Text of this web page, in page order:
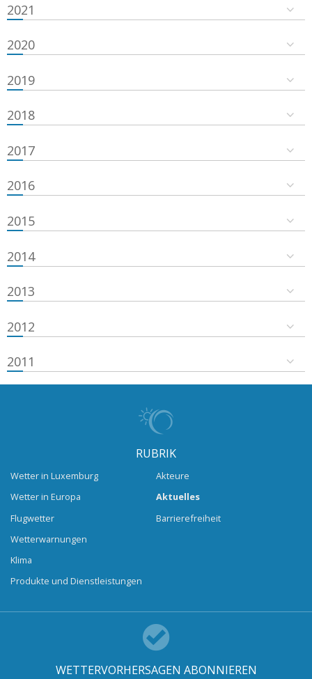
2021
2020
2019
2018
2017
2016
2015
2014
2013
2012
2011
RUBRIK
Wetter in Luxemburg
Wetter in Europa
Flugwetter
Wetterwarnungen
Klima
Produkte und Dienstleistungen
Akteure
Aktuelles
Barrierefreiheit
WETTERVORHERSAGEN ABONNIEREN